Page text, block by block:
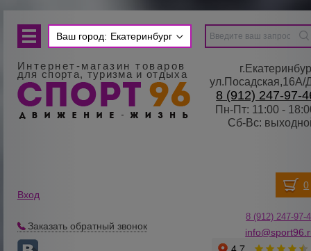
Ваш город: Екатеринбург
Интернет-магазин товаров
для спорта, туризма и отдыха
8 (912) 247-97-
Пн-Пт: 11:00 -
Сб-Вс:
Вход
Заказать обратный звонок
8 (912) 247-97-